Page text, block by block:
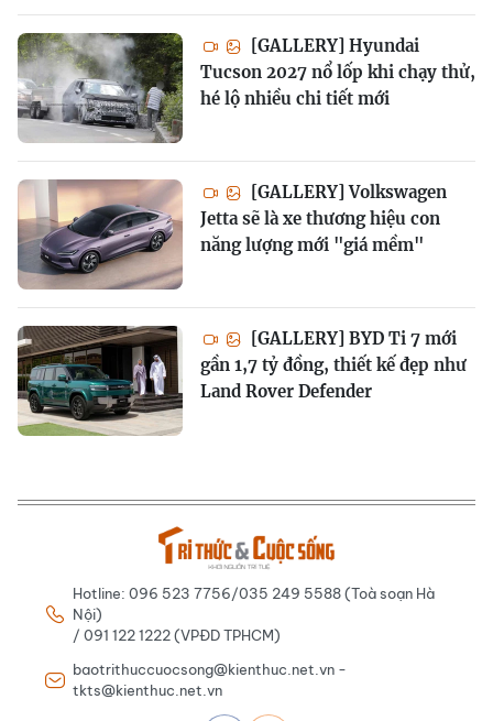
[GALLERY] Hyundai
Tucson 2027 nổ lốp khi chạy thử,
hé lộ nhiều chi tiết mới
[GALLERY] Volkswagen
Jetta sẽ là xe thương hiệu con
năng lượng mới "giá mềm"
[GALLERY] BYD Ti 7 mới
gần 1,7 tỷ đồng, thiết kế đẹp như
Land Rover Defender
Hotline: 096 523 7756/035 249 5588 (Toà soạn Hà
Nội)
/ 091 122 1222 (VPĐD TPHCM)
baotrithuccuocsong@kienthuc.net.vn -
tkts@kienthuc.net.vn